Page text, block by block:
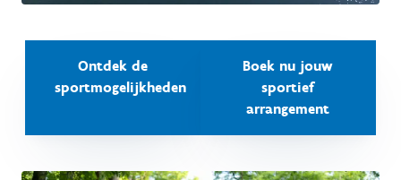
Ontdek de
sportmogelijkheden
Boek nu jouw
sportief
arrangement